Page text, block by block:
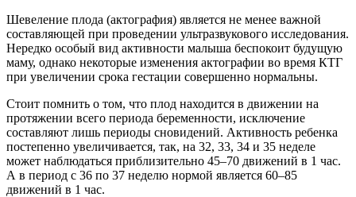
Шевеление плода (актография) является не менее важной
составляющей при проведении ультразвукового исследования.
Нередко особый вид активности малыша беспокоит будущую
маму, однако некоторые изменения актографии во время КТГ
при увеличении срока гестации совершенно нормальны.
Стоит помнить о том, что плод находится в движении на
протяжении всего периода беременности, исключение
составляют лишь периоды сновидений. Активность ребенка
постепенно увеличивается, так, на 32, 33, 34 и 35 неделе
может наблюдаться приблизительно 45–70 движений в 1 час.
А в период с 36 по 37 неделю нормой является 60–85
движений в 1 час.